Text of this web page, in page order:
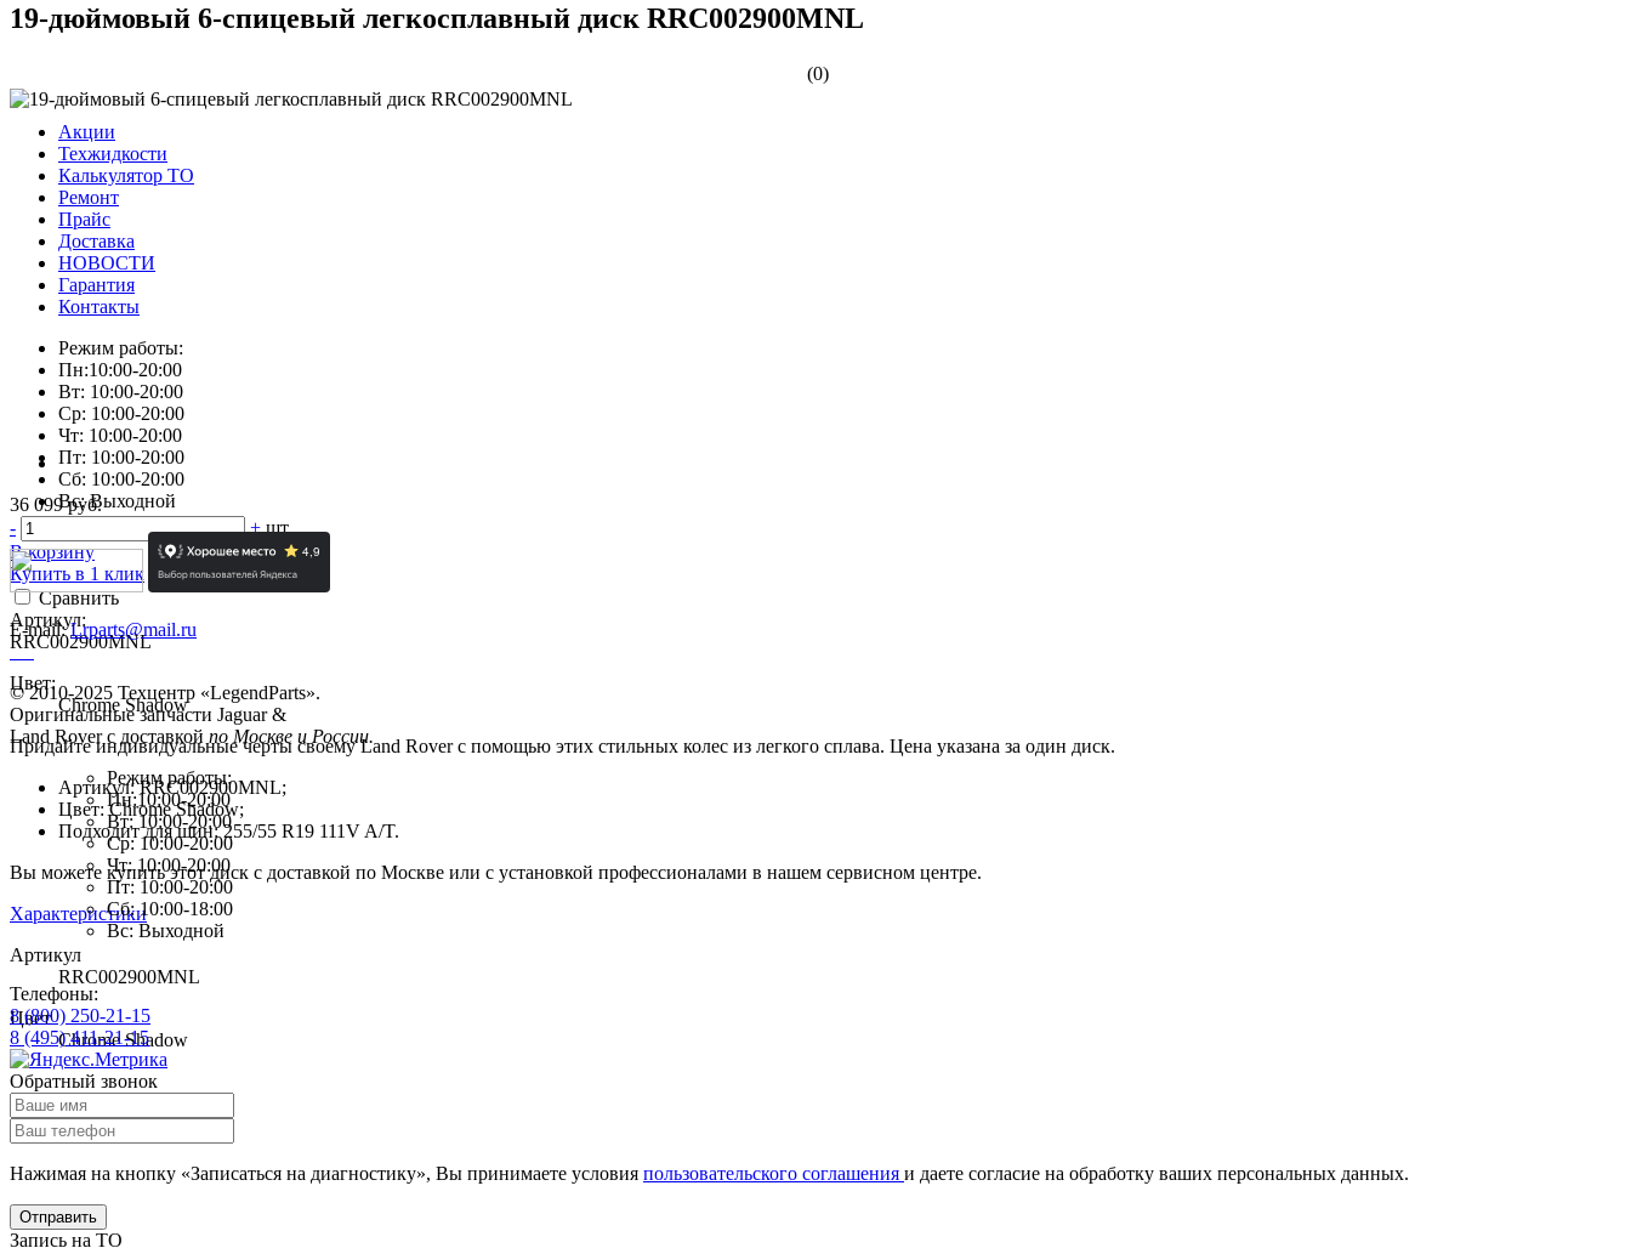
19-дюймовый 6-спицевый легкосплавный диск RRC002900MNL
(0)
36 099 руб.
-
+ шт
В корзину
Купить в 1 клик
Сравнить
Артикул:
RRC002900MNL
Цвет:
Chrome Shadow
Придайте индивидуальные черты своему Land Rover c помощью этих стильных колес из легкого сплава. Цена указана за один диск.
Артикул: RRC002900MNL;
Цвет: Chrome Shadow;
Подходит для шин: 255/55 R19 111V A/T.
Вы можете купить этот диск с доставкой по Москве или с установкой профессионалами в нашем сервисном центре.
Характеристики
Артикул
RRC002900MNL
Цвет
Chrome Shadow
Акции
Техжидкости
Калькулятор ТО
Ремонт
Прайс
Доставка
НОВОСТИ
Гарантия
Контакты
Режим работы:
Пн:10:00-20:00
Вт: 10:00-20:00
Ср: 10:00-20:00
Чт: 10:00-20:00
Пт: 10:00-20:00
Сб: 10:00-20:00
Вс: Выходной
E-mail:Lrparts@mail.ru
© 2010-2025 Техцентр «LegendParts».
Оригинальные запчасти Jaguar &
Land Rover с доставкой по Москве и России.
Режим работы:
Пн:10:00-20:00
Вт: 10:00-20:00
Ср: 10:00-20:00
Чт: 10:00-20:00
Пт: 10:00-20:00
Сб: 10:00-18:00
Вс: Выходной
Телефоны:
8 (800) 250-21-15
8 (495) 411-21-15
Обратный звонок
Нажимая на кнопку «Записаться на диагностику», Вы принимаете условия пользовательского соглашения и даете согласие на обработку ваших персональных данных.
Отправить
Запись на ТО